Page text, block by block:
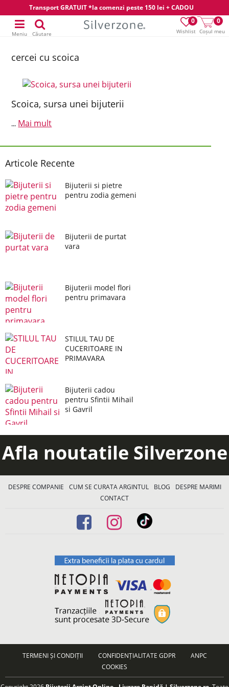
Transport GRATUIT *la comenzi peste 150 lei + CADOU
Wishlist
0
Coșul meu
0
Meniu Căutare
cercei cu scoica
Scoica, sursa unei bijuterii
... Mai mult
Articole Recente
Bijuterii si pietre
pentru zodia gemeni
Bijuterii de purtat
vara
Bijuterii model flori
pentru primavara
STILUL TAU DE
CUCERITOARE IN
PRIMAVARA
Bijuterii cadou
pentru Sfintii Mihail
si Gavril
Afla noutatile Silverzone
DESPRE COMPANIE CUM SE CURATA ARGINTUL BLOG
DESPRE MARIMI
CONTACT
TERMENI ȘI CONDIȚII CONFIDENȚIALITATE GDPR
ANPC
COOKIES